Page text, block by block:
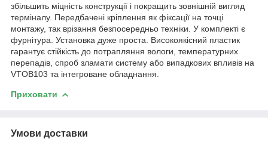
збільшить міцність конструкції і покращить зовнішній вигляд
терміналу. Передбачені кріплення як фіксації на точці
монтажу, так врізання безпосередньо техніки. У комплекті є
фурнітура. Установка дуже проста. Високоякісний пластик
гарантує стійкість до потрапляння вологи, температурних
перепадів, спроб зламати систему або випадкових впливів на
VTOB103 та інтегроване обладнання.
Приховати
Умови доставки